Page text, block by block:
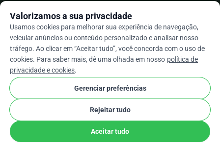
Ptarrow_drop_down
★★★★★4,9 / 5 com base em mais de 500 avaliações
WhyDonate Privacidade e cookies
Termos e condições
Configurações de Cookies
stripe checkParceiro Verificado
Valorizamos a sua privacidade
Usamos cookies para melhorar sua experiência de navegação,
veicular anúncios ou conteúdo personalizado e analisar nosso
tráfego. Ao clicar em “Aceitar tudo”, você concorda com o uso de
cookies. Para saber mais, dê uma olhada em nosso política de
privacidade e cookies.
Gerenciar preferências
Rejeitar tudo
Aceitar tudo